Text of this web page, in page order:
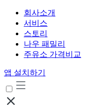
회사소개
서비스
스토리
나우 패밀리
주유소 가격비교
앱 설치하기